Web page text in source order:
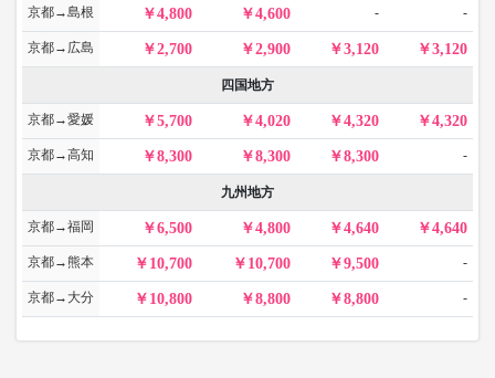
京都→島根 4,800 4,600 - -
京都→広島 2,700 2,900 3,120 3,120
四国地方
京都→愛媛 5,700 4,020 4,320 4,320
京都→高知 8,300 8,300 8,300 -
九州地方
京都→福岡 6,500 4,800 4,640 4,640
京都→熊本 10,700 10,700 9,500 -
京都→大分 10,800 8,800 8,800 -